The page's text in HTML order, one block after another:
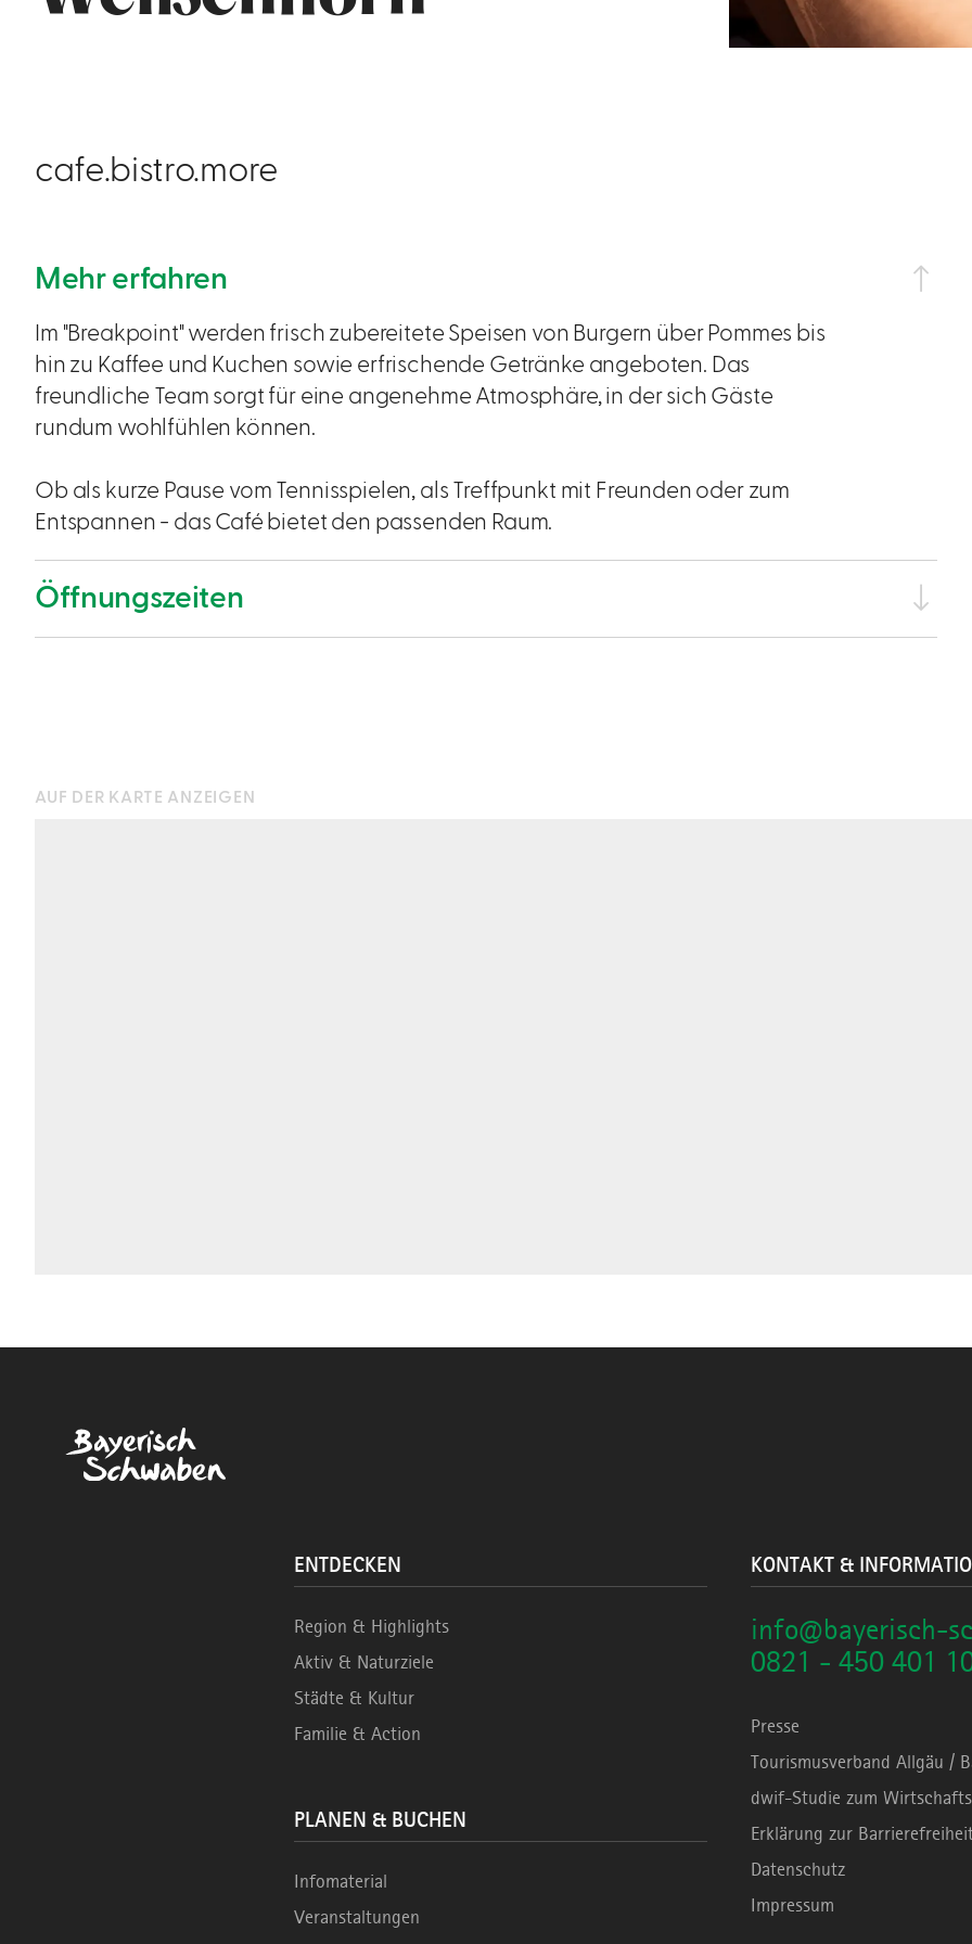
cafe.bistro.more
Mehr erfahren
Im "Breakpoint" werden frisch zubereitete Speisen von Burgern über Pommes bis
hin zu Kaffee und Kuchen sowie erfrischende Getränke angeboten. Das
freundliche Team sorgt für eine angenehme Atmosphäre, in der sich Gäste
rundum wohlfühlen können.
Ob als kurze Pause vom Tennisspielen, als Treffpunkt mit Freunden oder zum
Entspannen - das Café bietet den passenden Raum.
Öffnungszeiten
AUF DER KARTE ANZEIGEN
ENTDECKEN
Region & Highlights
Aktiv & Naturziele
Städte & Kultur
Familie & Action
PLANEN & BUCHEN
Infomaterial
Veranstaltungen
KONTAKT &
info@bayerisch-
0821 - 450 401
Presse
Tourismusverband Allgäu /
dwif-Studie zum
Erklärung zur
Datenschutz
Impressum